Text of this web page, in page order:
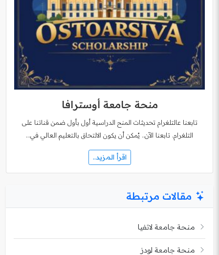
منحة جامعة أوسترافا
تابعنا عالتلغرام تحديثات المنح الدراسية أول بأول ضمن قناتنا على
التلغرام. تابعنا الآن.. يُمكن أن يكون الالتحاق بالتعليم العالي في…
اقرأ المزيد..
مقالات مرتبطة
منحة جامعة لاتفيا
منحة جامعة لودز